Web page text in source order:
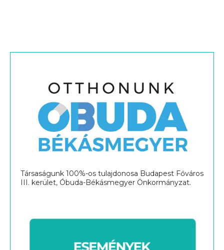
Társaságunk 100%-os tulajdonosa Budapest Főváros
III. kerület, Óbuda-Békásmegyer Önkormányzat.